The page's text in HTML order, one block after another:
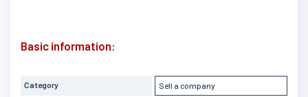
Basic information:
Category Sell a company